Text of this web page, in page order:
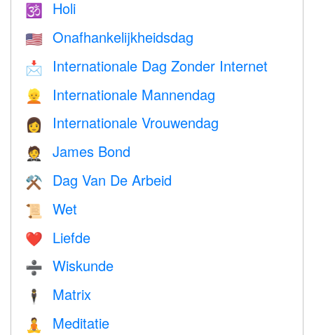
🕉 Holi
🇺🇸 Onafhankelijkheidsdag
📩 Internationale Dag Zonder Internet
👱 Internationale Mannendag
👩 Internationale Vrouwendag
🤵 James Bond
⚒️ Dag Van De Arbeid
📜 Wet
❤️️ Liefde
➗ Wiskunde
🕴️ Matrix
🧘 Meditatie